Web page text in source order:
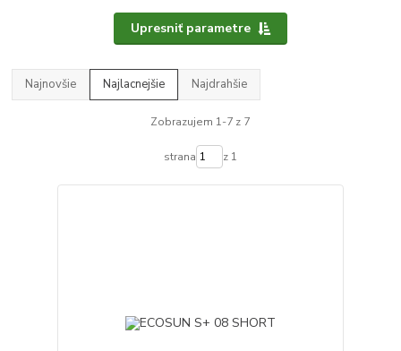
Upresniť parametre
Najnovšie Najlacnejšie Najdrahšie
Zobrazujem 1-7 z 7
strana z 1